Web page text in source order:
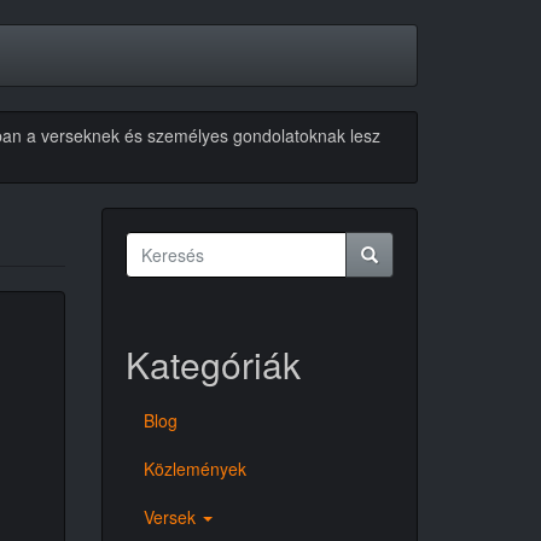
a verseknek és személyes gondolatoknak lesz
Keresés
űrlap
Kategóriák
Blog
Közlemények
Versek